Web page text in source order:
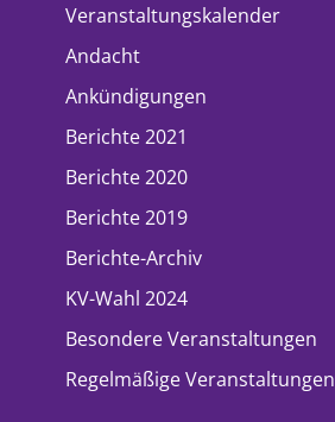
Veranstaltungskalender
Andacht
Ankündigungen
Berichte 2021
Berichte 2020
Berichte 2019
Berichte-Archiv
KV-Wahl 2024
Besondere Veranstaltungen
Regelmäßige Veranstaltungen